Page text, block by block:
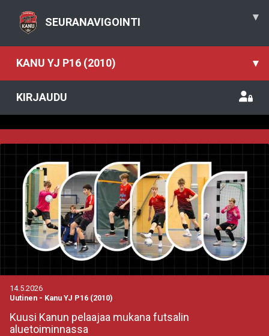
SEURANAVIGOINTI ▾
KANU YJ P16 (2010) ▾
KIRJAUDU
14.5.2026
Uutinen - Kanu YJ P16 (2010)
Kuusi Kanun pelaajaa mukana futsalin
aluetoiminnassa